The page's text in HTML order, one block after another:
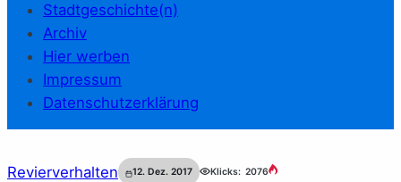
Stadtgeschichte(n)
Archiv
Hier werben
Impressum
Datenschutzerklärung
Revierverhalten 12. Dez. 2017 Klicks: 2076